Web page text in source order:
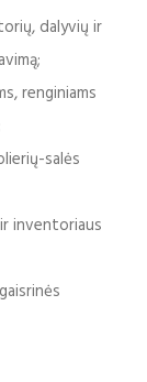
dalyvių ir
renginiams
salės
inventoriaus